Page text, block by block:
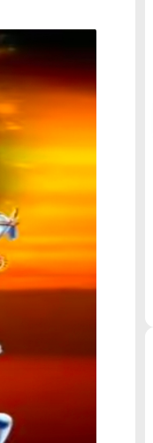
,
,TECHNOLOGY
VIRAL NEWS
वाले “गणितज्ञ
बिहार से तैयार होंगे
0 COMMENTS